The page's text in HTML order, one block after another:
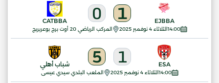
14:00الثلاثاء 4 نوفمبر 2025 المركب الرياضي 20 أوت برج بوعريريج
EJBBA
1
0
CATBBA
14:00الثلاثاء 4 نوفمبر 2025 الملعب البلدي سيدي عيسى
ESA
1
5 شباب أهلي